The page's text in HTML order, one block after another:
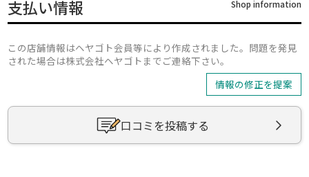
支払い情報 Shop information
この店舗情報はヘヤゴト会員等により作成されました。問題を発見
された場合は株式会社ヘヤゴトまでご連絡下さい。
情報の修正を提案
口コミを投稿する